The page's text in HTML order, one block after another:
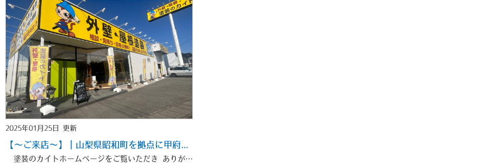
山梨県昭和町を拠点に昭和町・甲府市・甲斐市・中央市・南アルプス市・北杜市など山梨県全域にわたりさまざまな地域よりお問合せ・ご依頼
2025年01月25日 更新
【～ご来店～】｜山梨県昭和町を拠点に甲府...
塗装のカイトホームページをご覧いただき ありがとうございます